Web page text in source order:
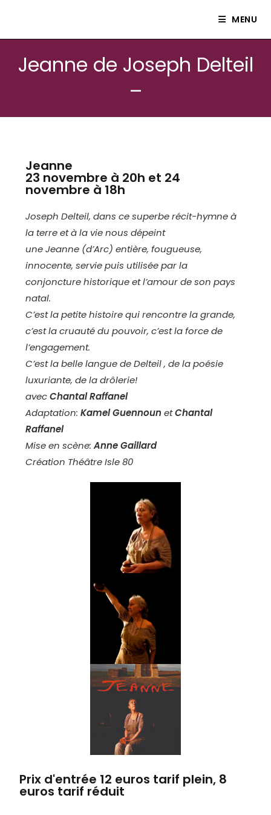
MENU
Jeanne de Joseph Delteil
–
Jeanne
23 novembre à 20h et 24
novembre à 18h
Joseph Delteil, dans ce superbe récit-hymne à
la terre et à la vie nous dépeint
une Jeanne (d’Arc) entière, fougueuse,
innocente, servie puis utilisée par la
conjoncture historique et l’amour de son pays
natal.
C’est la petite histoire qui rencontre la grande,
c’est la cruauté du pouvoir, c’est la force de
l’engagement.
C’est la belle langue de Delteil , de la poésie
luxuriante, de la drôlerie!
avecChantal Raffanel
Adaptation:Kamel Guennoun etChantal
Raffanel
Mise en scène:Anne Gaillard
Création Théâtre Isle 80
Prix d'entrée 12 euros tarif plein, 8
euros tarif réduit